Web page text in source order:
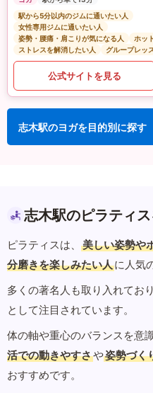
駅から5分以内のジムに通いたい人
女性専用ジムに通いたい人
姿勢・腰痛・肩こりが気になる人
ホッ
ストレスを解消したい人
グループレッ
公式サイトを見る
志木駅のヨガを目的別に探す
志木駅のピラティ
ピラティスは、 美しい姿勢や
分磨きを楽しみたい人に人気
多くの著名人も取り入れてお
として注目されています。
体の軸や重心のバランスを意
活での動きやすさや姿勢づく
おすすめです。